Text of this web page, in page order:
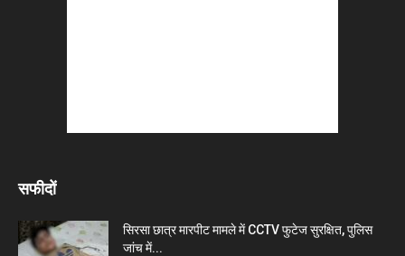
सफीदों
सिरसा छात्र मारपीट मामले में CCTV फुटेज सुरक्षित, पुलिस
जांच में...